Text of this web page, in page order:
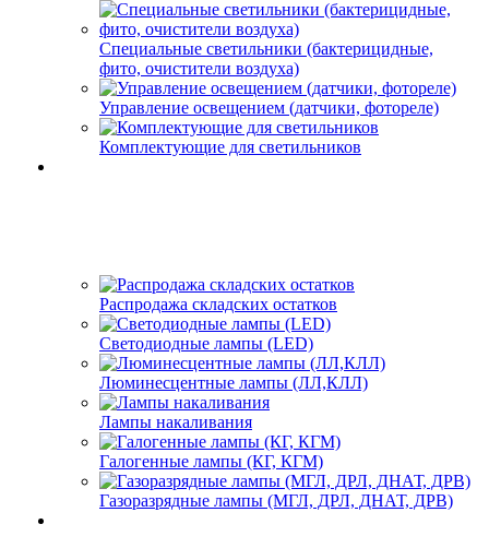
Специальные светильники (бактерицидные,
фито, очистители воздуха)
Управление освещением (датчики, фотореле)
Комплектующие для светильников
Распродажа складских остатков
Светодиодные лампы (LED)
Люминесцентные лампы (ЛЛ,КЛЛ)
Лампы накаливания
Галогенные лампы (КГ, КГМ)
Газоразрядные лампы (МГЛ, ДРЛ, ДНАТ, ДРВ)